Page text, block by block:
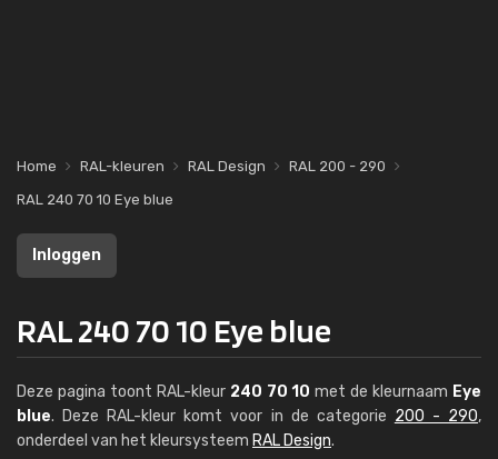
Home RAL-kleuren RAL Design
RAL 200 - 290
RAL 240 70 10 Eye blue
Inloggen
RAL 240 70 10 Eye blue
Deze pagina toont RAL-kleur 240 70 10 met de kleurnaam Eye
blue. Deze RAL-kleur komt voor in de categorie 200 - 290,
onderdeel van het kleursysteem RAL Design.